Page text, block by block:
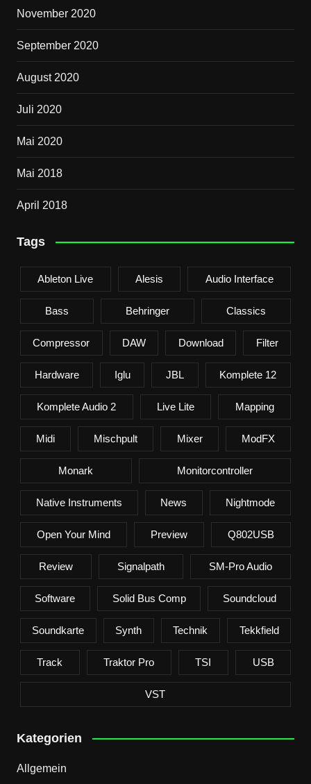
November 2020
September 2020
August 2020
Juli 2020
Mai 2020
Mai 2018
April 2018
Tags
Ableton Live Alesis Audio Interface
Bass Behringer Classics
Compressor DAW Download Filter
Hardware Iglu JBL Komplete 12
Komplete Audio 2 Live Lite Mapping
Midi Mischpult Mixer ModFX
Monark Monitorcontroller
Native Instruments News Nightmode
Open Your Mind Preview Q802USB
Review Signalpath SM-Pro Audio
Software Solid Bus Comp Soundcloud
Soundkarte Synth Technik Tekkfield
Track Traktor Pro TSI USB
VST
Kategorien
Allgemein